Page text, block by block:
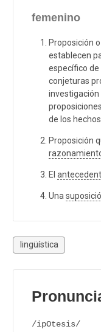
femenino
Proposición
establecen
específico
conjeturas
investigación
de los
Proposición
El
Una
lingüística
/ipOtesis/